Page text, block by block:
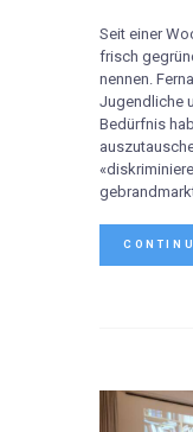
Seit einer
frisch
nennen.
Jugendliche
Bedürfnis